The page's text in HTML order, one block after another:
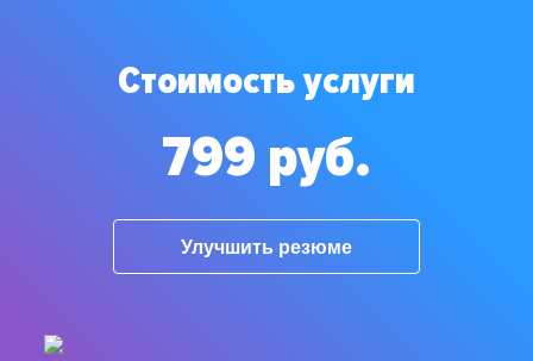
Стоимость услуги
799 руб.
Улучшить резюме